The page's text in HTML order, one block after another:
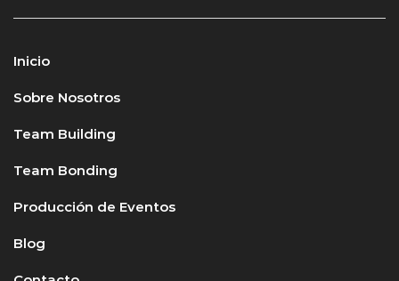
Inicio
Sobre Nosotros
Team Building
Team Bonding
Producción de Eventos
Blog